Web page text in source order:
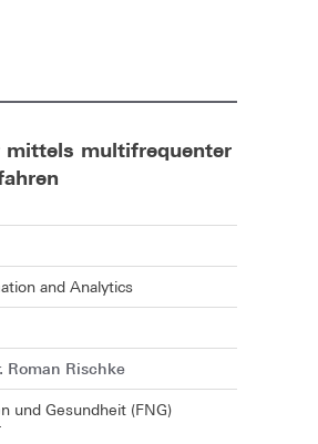
mittels multifrequenter
and Analytics
Roman Rischke
und Gesundheit (FNG)